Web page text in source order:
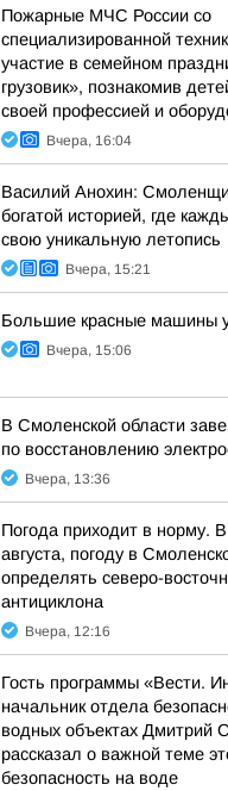
Пожарные МЧС России со
специализированной
участие в семейном
грузовик», познакомив
своей профессией и
Вчера, 16:04
Василий Анохин:
богатой историей, где
свою уникальную летопись
Вчера, 15:21
Большие красные машины
Вчера, 15:06
В Смоленской области
по восстановлению
Вчера, 13:36
Погода приходит в норму.
августа, погоду в
определять северо-
антициклона
Вчера, 12:16
Гость программы «Вести.
начальник отдела
водных объектах Дмитрий
рассказал о важной теме
безопасность на воде